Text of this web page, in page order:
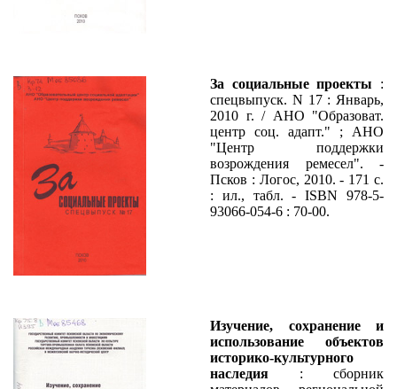
За социальные проекты :
спецвыпуск. N 17 : Январь,
2010 г. / АНО "Образоват.
центр соц. адапт." ; АНО
"Центр поддержки
возрождения ремесел". -
Псков : Логос, 2010. - 171 с.
: ил., табл. - ISBN 978-5-
93066-054-6 : 70-00.
Изучение, сохранение и
использование объектов
историко-культурного
наследия : сборник